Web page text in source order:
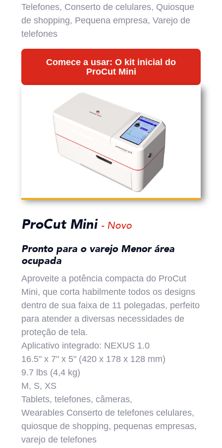
Telefones, Conserto de celulares, Quiosque
de shopping, Pequena empresa, Varejo de
telefones
Comece a usar: O kit inicial do
ProCut Mini
ProCut Mini - Novo
Pronto para o varejo Menor área
ocupada
Aproveite a potência compacta do ProCut
Mini, que corta habilmente todos os designs
dentro de sua faixa de 11 polegadas, perfeito
para atender a diversas necessidades de
proteção de tela.
Aplicativo integrado: NEXUS 1.0
16.5" x 7" x 5" (420 x 178 x 128 mm)
9.7 lbs (4,4 kg)
M, S, XS
Tablets, telefones, câmeras,
Wearables Conserto de telefones celulares,
quiosque de shopping, pequenas empresas,
varejo de telefones